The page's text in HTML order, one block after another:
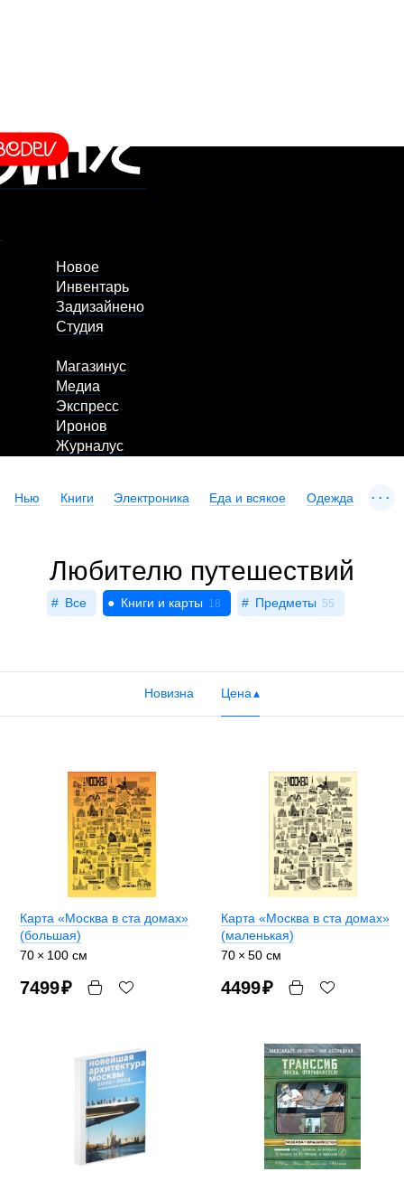
Новое
Инвентарь
Задизайнено
Студия
Магазинус
Медиа
Экспресс
Иронов
Журналус
Нью Книги Электроника Еда и всякое Одежда ...
Любителю путешествий
Все Книги и карты 18 Предметы 55
Новизна Цена
Карта «Москва в ста домах»
(большая)
70 × 100 см
7499₽
Карта «Москва в ста домах»
(маленькая)
70 × 50 см
4499₽